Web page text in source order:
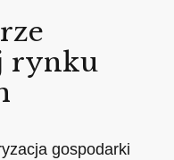
rynku
gospodarki